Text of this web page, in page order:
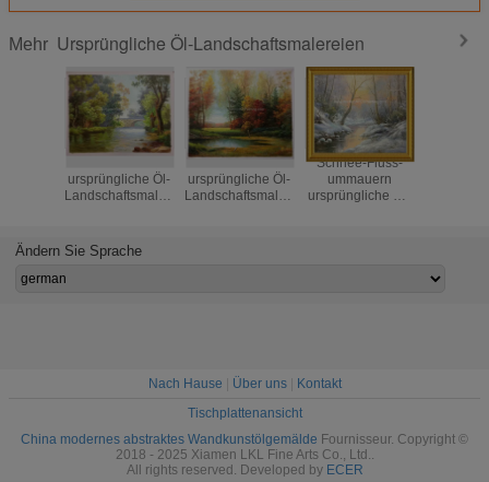
Mehr Ursprüngliche Öl-Landschaftsmalereien
ursprüngliche Öl-
Landschaftsmalereien/Eichen-
Segeltuch
ursprüngliche Öl-
Landschaftsmalerei-
Schnee-Fluss-
ummauern
ursprüngliche Öl-
Ändern Sie Sprache
Nach Hause Über uns|
Kontakt
Tischplattenansicht
China modernes abstraktes Wandkunstölgemälde Fournisseur. Copyright ©
2018 - 2025 Xiamen LKL Fine Arts Co., Ltd..
All rights reserved. Developed by ECER